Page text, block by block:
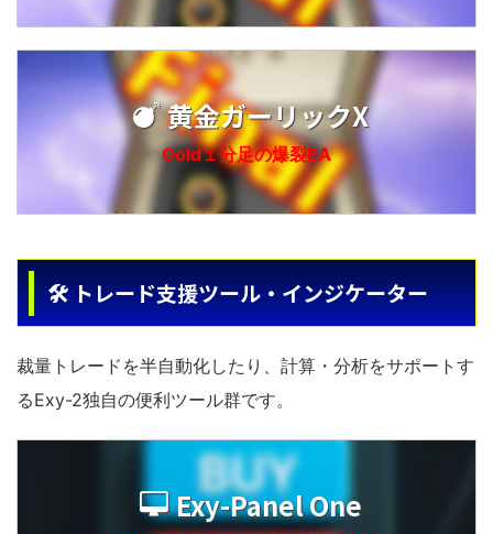
黄金ガーリックX
Gold１分足の爆裂EA
🛠 トレード支援ツール・インジケーター
裁量トレードを半自動化したり、計算・分析をサポートす
るExy-2独自の便利ツール群です。
Exy-Panel One